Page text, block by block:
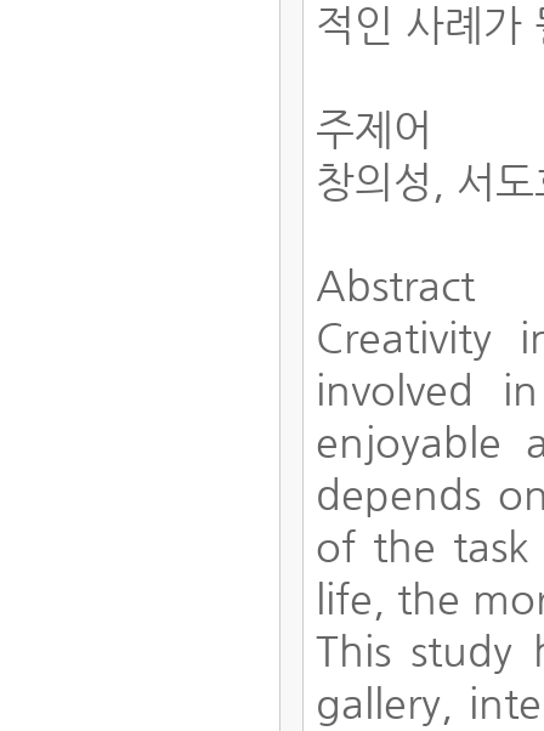
적인 사례가
주제어
창의성, 서
Abstract
Creativity
involved
enjoyable
depends
of the task
life, the
This study
gallery,